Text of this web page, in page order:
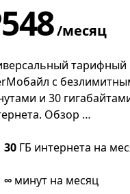
/месяц
тарифный
с
и 30
Обзор …
30 ГБ интернета на
∞ минут на месяц